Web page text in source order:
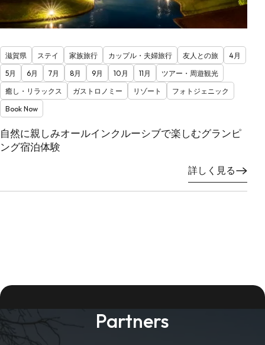
滋賀県 ステイ 家族旅行 カップル・夫婦旅行 友人との旅
4月
5月
6月 7月 8月 9月 10月 11月
ツアー・周遊観光
癒し・リラックス
ガストロノミー リゾート
フォトジェニック
Book Now
自然に親しみオールインクルーシブで楽しむグランピ
ング宿泊体験
詳しく見る
Partners